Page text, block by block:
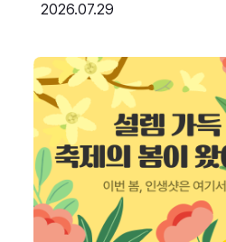
2026.07.29